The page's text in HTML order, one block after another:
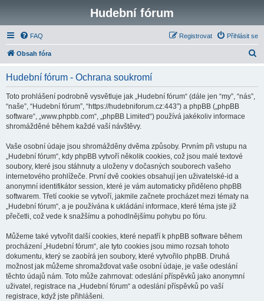
Hudební fórum
FAQ Přihlásit se
Registrovat
Obsah fóra
Hudební fórum - Ochrana soukromí
Toto prohlášení podrobně vysvětluje jak „Hudební fórum“ (dále jen “my”, “nás”,
“naše”, “Hudební fórum”, “https://hudebniforum.cz:443”) a phpBB („phpBB
software“, „www.phpbb.com“, „phpBB Limited“) používá jakékoliv informace
shromážděné během každé vaší návštěvy.
Vaše osobní údaje jsou shromážděny dvěma způsoby. Prvním při vstupu na
„Hudební fórum“, kdy phpBB vytvoří několik cookies, což jsou malé textové
soubory, které jsou stáhnuty a uloženy v dočasných souborech vašeho
internetového prohlížeče. První dvě cookies obsahují jen uživatelské-id a
anonymní identifikátor session, které je vám automaticky přiděleno phpBB
softwarem. Třetí cookie se vytvoří, jakmile začnete procházet mezi tématy na
„Hudební fórum“, a je používána k ukládání informace, které téma jste již
přečetli, což vede k snažšímu a pohodlnějšímu pohybu po fóru.
Můžeme také vytvořit další cookies, které nepatří k phpBB software během
procházení „Hudební fórum“, ale tyto cookies jsou mimo rozsah tohoto
dokumentu, který se zaobírá jen soubory, které vytvořilo phpBB. Druhá
možnost jak můžeme shromažďovat vaše osobní údaje, je vaše odeslání
těchto údajů nám. Toto může zahrnovat: odeslání příspěvků jako anonymní
uživatel, registrace na „Hudební fórum“ a odeslání příspěvků po vaší
registrace, když jste přihlášeni.